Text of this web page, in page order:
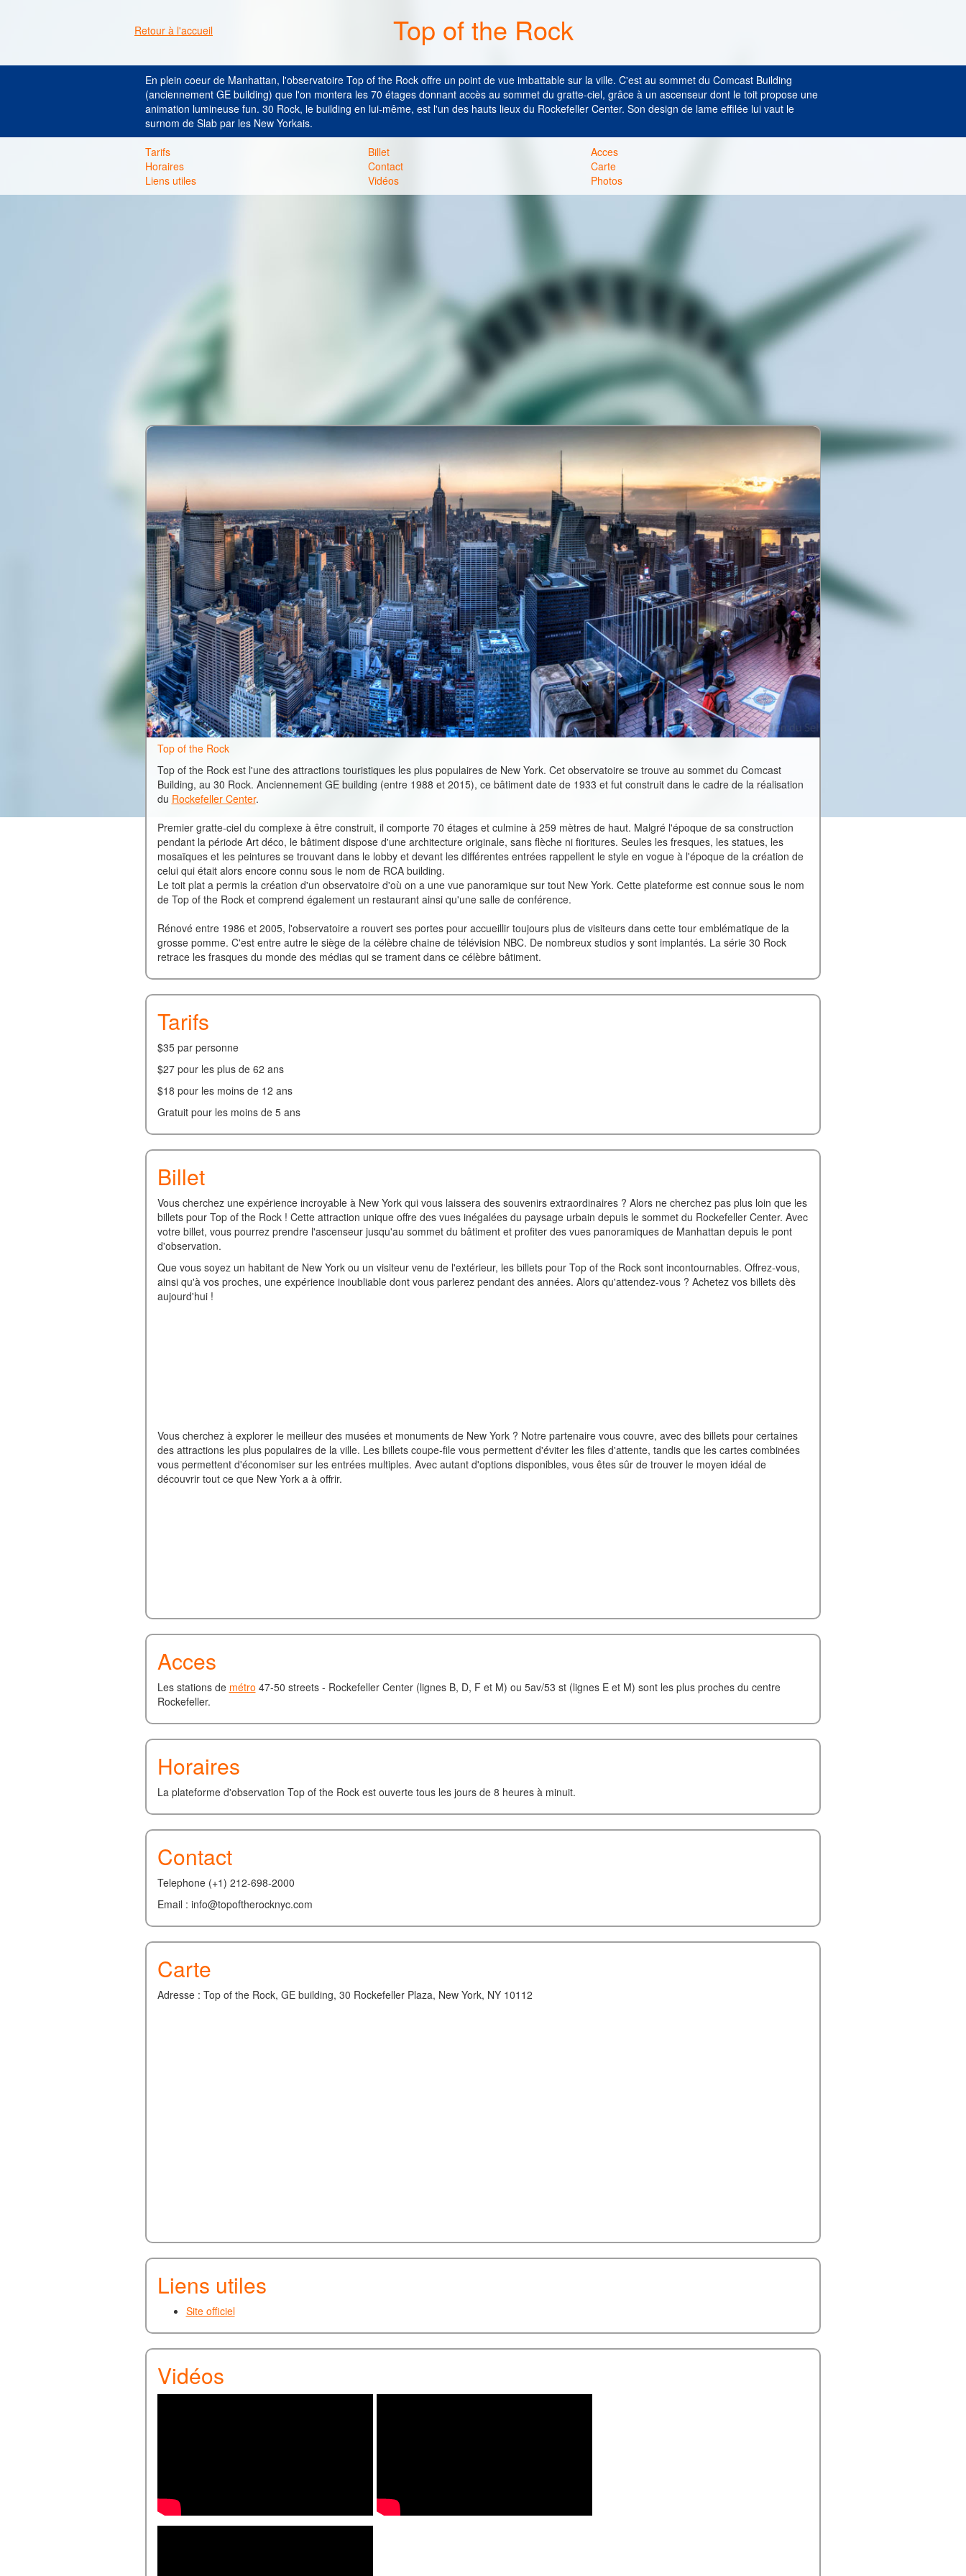
Retour à l'accueil Top of the Rock
En plein coeur de Manhattan, l'observatoire Top of the Rock offre un point de vue imbattable sur la ville. C'est au sommet du Comcast Building
(anciennement GE building) que l'on montera les 70 étages donnant accès au sommet du gratte-ciel, grâce à un ascenseur dont le toit propose une
animation lumineuse fun. 30 Rock, le building en lui-même, est l'un des hauts lieux du Rockefeller Center. Son design de lame effilée lui vaut le
surnom de Slab par les New Yorkais.
Tarifs
Billet
Acces
Horaires
Contact
Carte
Liens utiles
Vidéos Photos
Top of the Rock
Top of the Rock est l'une des attractions touristiques les plus populaires de New York. Cet observatoire se trouve au sommet du Comcast
Building, au 30 Rock. Anciennement GE building (entre 1988 et 2015), ce bâtiment date de 1933 et fut construit dans le cadre de la réalisation
du Rockefeller Center.
Premier gratte-ciel du complexe à être construit, il comporte 70 étages et culmine à 259 mètres de haut. Malgré l'époque de sa construction
pendant la période Art déco, le bâtiment dispose d'une architecture originale, sans flèche ni fioritures. Seules les fresques, les statues, les
mosaïques et les peintures se trouvant dans le lobby et devant les différentes entrées rappellent le style en vogue à l'époque de la création de
celui qui était alors encore connu sous le nom de RCA building.
Le toit plat a permis la création d'un observatoire d'où on a une vue panoramique sur tout New York. Cette plateforme est connue sous le nom
de Top of the Rock et comprend également un restaurant ainsi qu'une salle de conférence.
Rénové entre 1986 et 2005, l'observatoire a rouvert ses portes pour accueillir toujours plus de visiteurs dans cette tour emblématique de la
grosse pomme. C'est entre autre le siège de la célèbre chaine de télévision NBC. De nombreux studios y sont implantés. La série 30 Rock
retrace les frasques du monde des médias qui se trament dans ce célèbre bâtiment.
Tarifs
$35 par personne
$27 pour les plus de 62 ans
$18 pour les moins de 12 ans
Gratuit pour les moins de 5 ans
Billet
Vous cherchez une expérience incroyable à New York qui vous laissera des souvenirs extraordinaires ? Alors ne cherchez pas plus loin que les
billets pour Top of the Rock ! Cette attraction unique offre des vues inégalées du paysage urbain depuis le sommet du Rockefeller Center. Avec
votre billet, vous pourrez prendre l'ascenseur jusqu'au sommet du bâtiment et profiter des vues panoramiques de Manhattan depuis le pont
d'observation.
Que vous soyez un habitant de New York ou un visiteur venu de l'extérieur, les billets pour Top of the Rock sont incontournables. Offrez-vous,
ainsi qu'à vos proches, une expérience inoubliable dont vous parlerez pendant des années. Alors qu'attendez-vous ? Achetez vos billets dès
aujourd'hui !
Vous cherchez à explorer le meilleur des musées et monuments de New York ? Notre partenaire vous couvre, avec des billets pour certaines
des attractions les plus populaires de la ville. Les billets coupe-file vous permettent d'éviter les files d'attente, tandis que les cartes combinées
vous permettent d'économiser sur les entrées multiples. Avec autant d'options disponibles, vous êtes sûr de trouver le moyen idéal de
découvrir tout ce que New York a à offrir.
Acces
Les stations de métro 47-50 streets - Rockefeller Center (lignes B, D, F et M) ou 5av/53 st (lignes E et M) sont les plus proches du centre
Rockefeller.
Horaires
La plateforme d'observation Top of the Rock est ouverte tous les jours de 8 heures à minuit.
Contact
Telephone (+1) 212-698-2000
Email : info@topoftherocknyc.com
Carte
Adresse : Top of the Rock, GE building, 30 Rockefeller Plaza, New York, NY 10112
Liens utiles
Site officiel
Vidéos